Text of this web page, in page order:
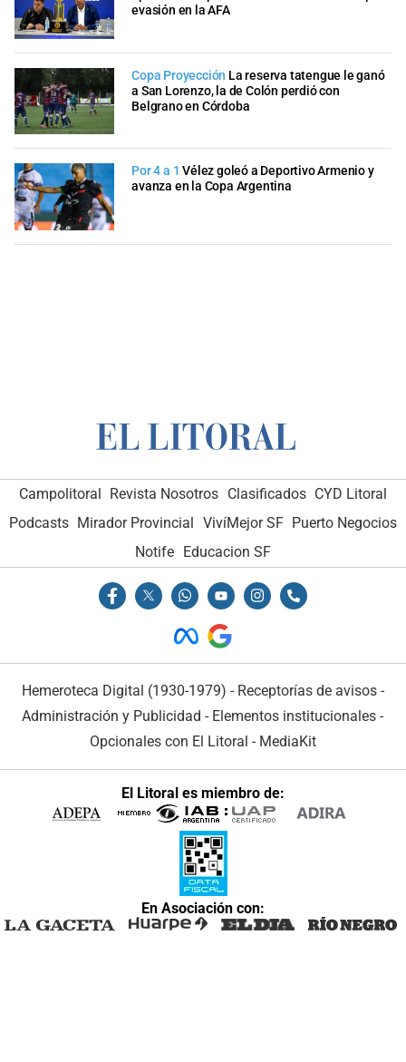
evasión en la AFA
Copa Proyección La reserva tatengue le ganó
a San Lorenzo, la de Colón perdió con
Belgrano en Córdoba
Por 4 a 1Vélez goleó a Deportivo Armenio y
avanza en la Copa Argentina
Campolitoral Revista Nosotros Clasificados CYD Litoral
Podcasts Mirador Provincial VivíMejor SF Puerto Negocios
Notife Educacion SF
Hemeroteca Digital (1930-1979) - Receptorías de avisos -
Administración y Publicidad - Elementos institucionales -
Opcionales con El Litoral - MediaKit
El Litoral es miembro de:
En Asociación con: